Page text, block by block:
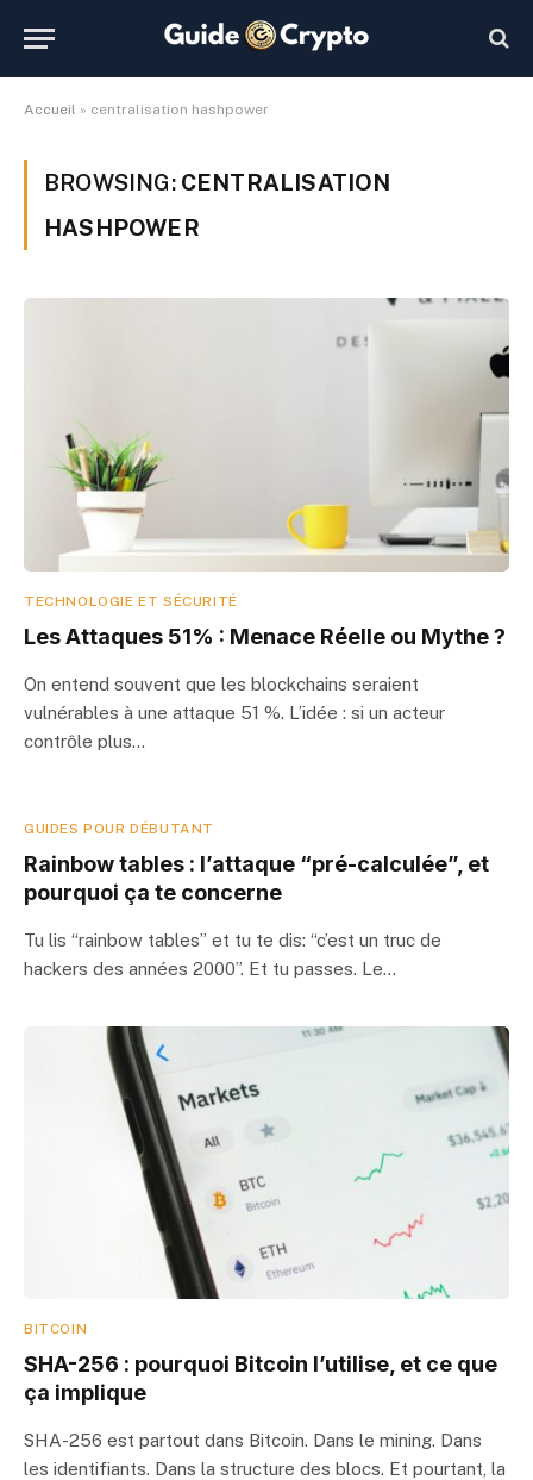
Accueil » centralisation hashpower
BROWSING: CENTRALISATION
HASHPOWER
TECHNOLOGIE ET SÉCURITÉ
Les Attaques 51% : Menace Réelle ou Mythe ?
On entend souvent que les blockchains seraient
vulnérables à une attaque 51 %. L’idée : si un acteur
contrôle plus…
GUIDES POUR DÉBUTANT
Rainbow tables : l’attaque “pré-calculée”, et
pourquoi ça te concerne
Tu lis “rainbow tables” et tu te dis: “c’est un truc de
hackers des années 2000”. Et tu passes. Le…
BITCOIN
SHA-256 : pourquoi Bitcoin l’utilise, et ce que
ça implique
SHA-256 est partout dans Bitcoin. Dans le mining. Dans
les identifiants. Dans la structure des blocs. Et pourtant, la